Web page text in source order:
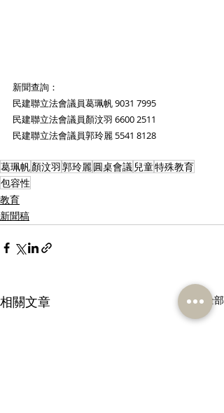
新聞查詢：
民建聯立法會議員葛珮帆 9031 7995
民建聯立法會議員顏汶羽 6600 2511
民建聯立法會議員郭玲麗 5541 8128
葛珮帆顏汶羽郭玲麗 圓桌會議 兒童特殊教育
包容性
教育
新聞稿
相關文章 查看全部